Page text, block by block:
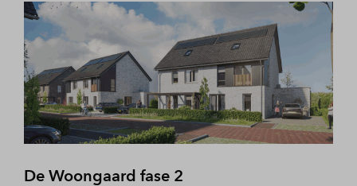
De Woongaard fase 2